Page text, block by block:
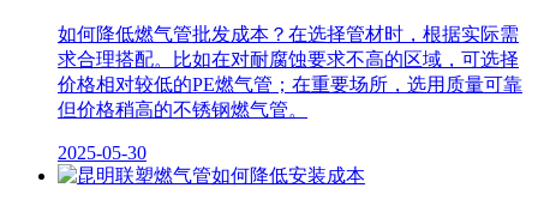
如何降低燃气管批发成本？在选择管材时，根据实际需
求合理搭配。比如在对耐腐蚀要求不高的区域，可选择
价格相对较低的PE燃气管；在重要场所，选用质量可靠
但价格稍高的不锈钢燃气管。
2025-05-30